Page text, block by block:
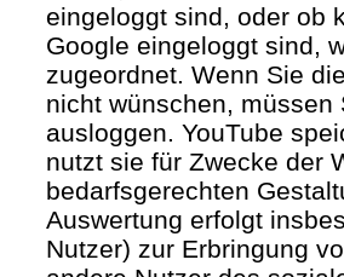
eingeloggt sind, oder ob
Google eingeloggt sind,
zugeordnet. Wenn Sie
nicht wünschen,
ausloggen. YouTube
nutzt sie für Zwecke der
bedarfsgerechten
Auswertung erfolgt
Nutzer) zur Erbringung